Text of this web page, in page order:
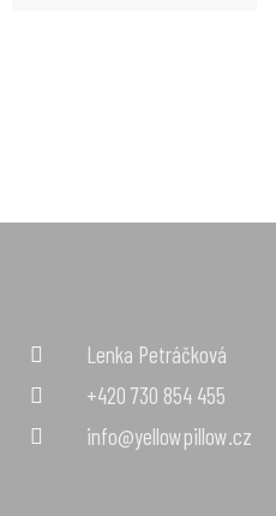
Lenka Petráčková
+420 730 854 455
info@yellowpillow.cz